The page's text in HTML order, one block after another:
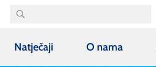
Natječaji O nama